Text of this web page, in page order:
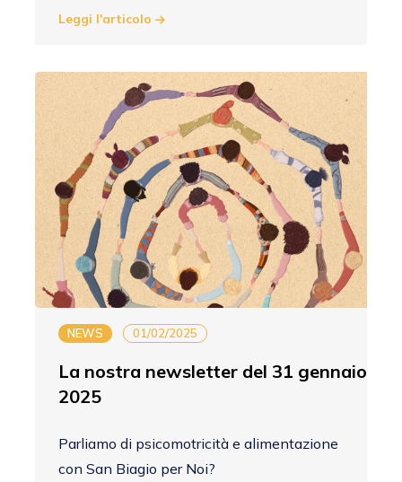
Leggi l'articolo
NEWS 01/02/2025
La nostra newsletter del 31 gennaio
2025
Parliamo di psicomotricità e alimentazione
con San Biagio per Noi?